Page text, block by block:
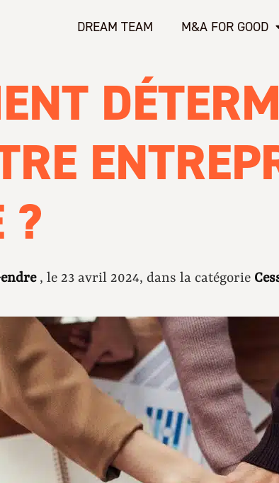
DREAM TEAM M&A FOR GOOD
?
, le 23 avril 2024, dans la catégorie